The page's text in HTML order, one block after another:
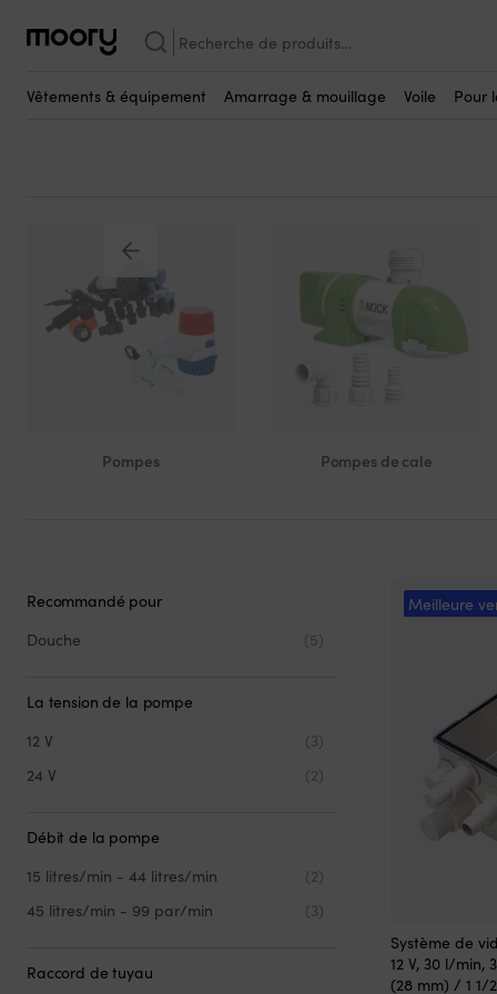
Recherche
pour :
Vêtements & équipement Amarrage & mouillage Voile Pour
Systèmes de vidage de
Pompes Pompes de cale
Recommandé pour
Douche
(5)
La tension de la pompe
12 V
(3)
24 V
(2)
Débit de la pompe
15 litres/min - 44 litres/min
(2)
45 litres/min - 99 par/min
(3)
Raccord de tuyau
Meilleure
Système de
12 V, 30 l/min,
(28 mm) / 1 1/